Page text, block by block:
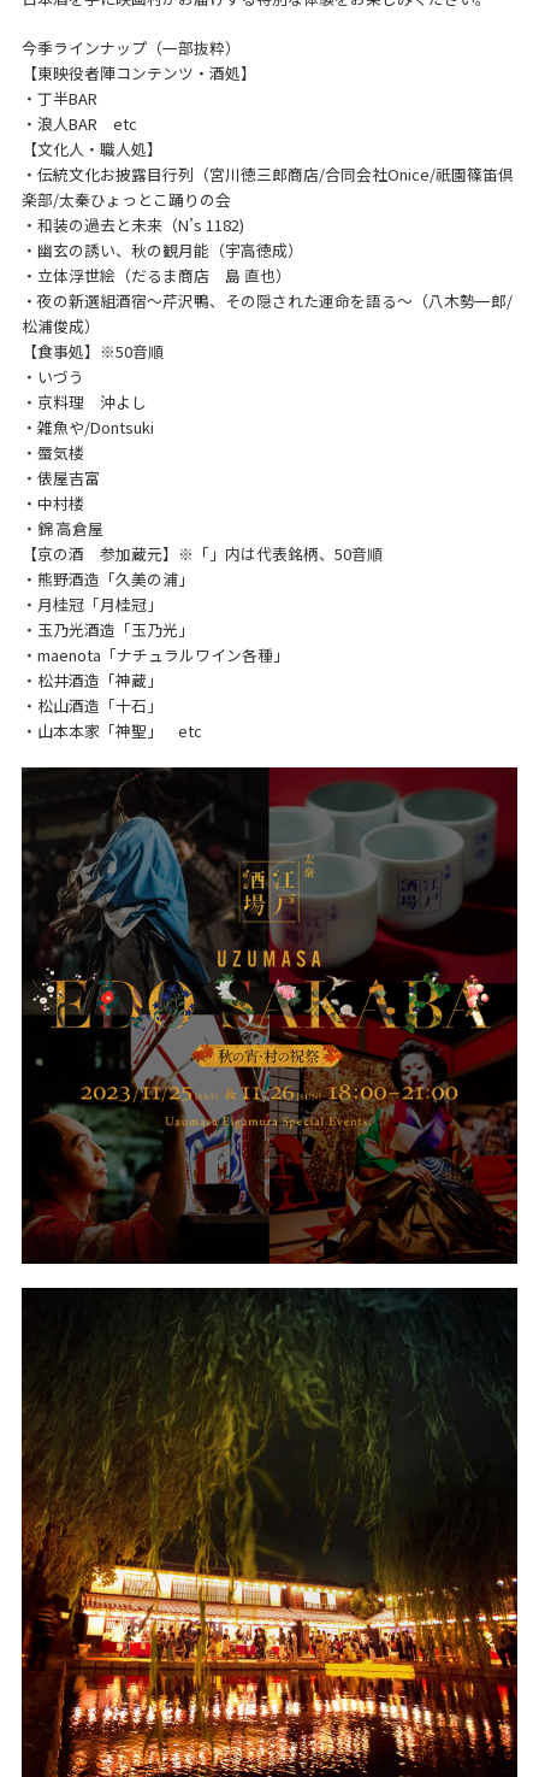
今季ラインナップ（一部抜粋）
【東映役者陣コンテンツ・酒処】
・丁半BAR
・浪人BAR etc
【文化人・職人処】
・伝統文化お披露目行列（宮川徳三郎商店/合同会社Onice/祇園篠笛倶
楽部/太秦ひょっとこ踊りの会
・和装の過去と未来（N’s 1182)
・幽玄の誘い、秋の観月能（宇高徳成）
・立体浮世絵（だるま商店 島 直也）
・夜の新選組酒宿～芹沢鴨、その隠された運命を語る～（八木勢一郎/
松浦俊成）
【食事処】※50音順
・いづう
・京料理 沖よし
・雑魚や/Dontsuki
・蜃気楼
・俵屋吉富
・中村楼
・錦 高倉屋
【京の酒 参加蔵元】※「」内は代表銘柄、50音順
・熊野酒造「久美の浦」
・月桂冠「月桂冠」
・玉乃光酒造「玉乃光」
・maenota「ナチュラルワイン各種」
・松井酒造「神蔵」
・松山酒造「十石」
・山本本家「神聖」 etc